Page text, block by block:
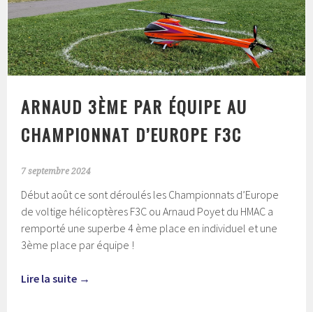
ARNAUD 3ÈME PAR ÉQUIPE AU
CHAMPIONNAT D’EUROPE F3C
7 septembre 2024
Début août ce sont déroulés les Championnats d’Europe
de voltige hélicoptères F3C ou Arnaud Poyet du HMAC a
remporté une superbe 4 ème place en individuel et une
3ème place par équipe !
Lire la suite →